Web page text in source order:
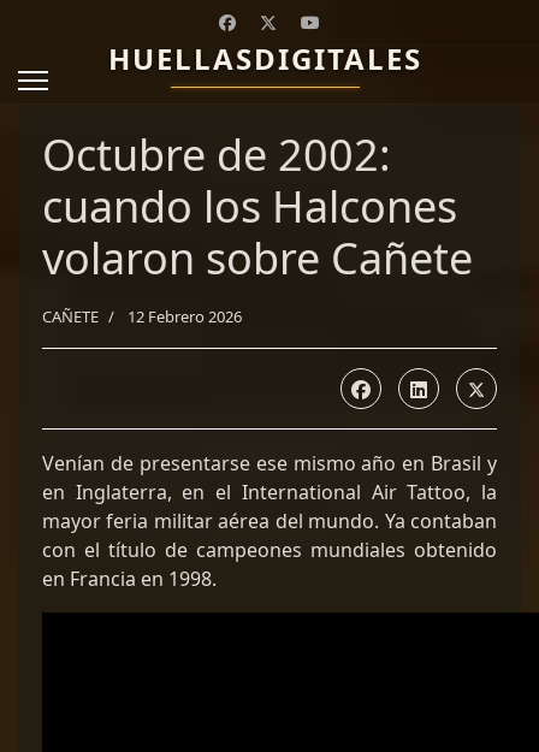
HUELLASDIGITALES
Octubre de 2002:
cuando los Halcones
volaron sobre Cañete
CAÑETE 12 Febrero 2026
Venían de presentarse ese mismo año en Brasil y
en Inglaterra, en el International Air Tattoo, la
mayor feria militar aérea del mundo. Ya contaban
con el título de campeones mundiales obtenido
en Francia en 1998.